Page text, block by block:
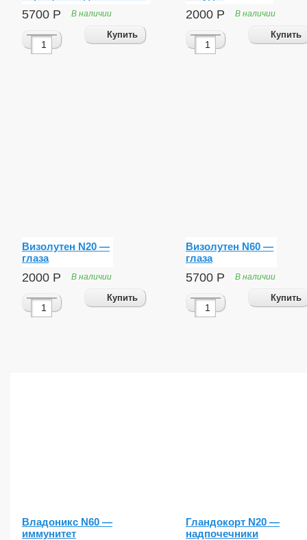
5700 Р В наличии
Купить
2000 Р В наличии
Купить
Визолутен N20 —
глаза
2000 Р В наличии
Купить
Визолутен N60 —
глаза
5700 Р В наличии
Купить
Владоникс N60 —
иммунитет
Гландокорт N20 —
надпочечники